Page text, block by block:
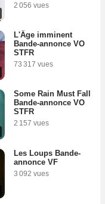
2 056 vues
L'Âge imminent
Bande-annonce VO
STFR
73 317 vues
Some Rain Must Fall
Bande-annonce VO
STFR
2 157 vues
Les Loups Bande-
annonce VF
3 092 vues